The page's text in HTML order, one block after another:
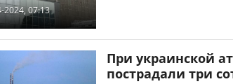
2024, 07:13
При украинской
пострадали три